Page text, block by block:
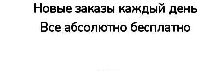
Новые заказы каждый день
Все абсолютно бесплатно